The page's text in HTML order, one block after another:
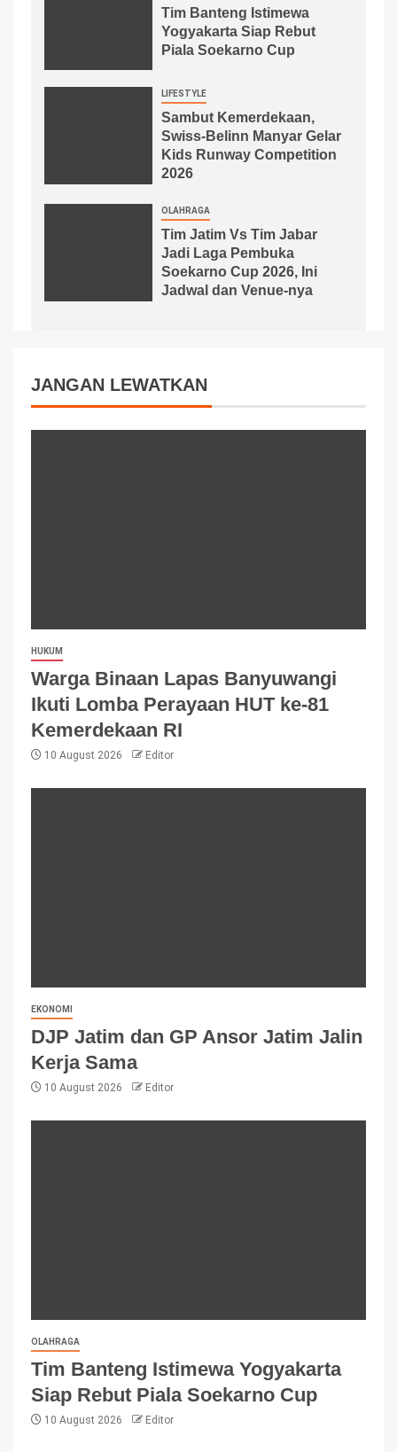
Tim Banteng Istimewa
Yogyakarta Siap Rebut
Piala Soekarno Cup
LIFESTYLE
Sambut Kemerdekaan,
Swiss-Belinn Manyar Gelar
Kids Runway Competition
2026
OLAHRAGA
Tim Jatim Vs Tim Jabar
Jadi Laga Pembuka
Soekarno Cup 2026, Ini
Jadwal dan Venue-nya
JANGAN LEWATKAN
HUKUM
Warga Binaan Lapas Banyuwangi
Ikuti Lomba Perayaan HUT ke-81
Kemerdekaan RI
10 August 2026 Editor
EKONOMI
DJP Jatim dan GP Ansor Jatim Jalin
Kerja Sama
10 August 2026 Editor
OLAHRAGA
Tim Banteng Istimewa Yogyakarta
Siap Rebut Piala Soekarno Cup
10 August 2026 Editor